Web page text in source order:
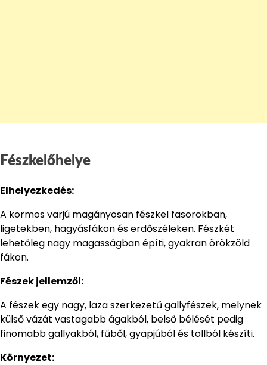
Fészkelőhelye
Elhelyezkedés:
A kormos varjú magányosan fészkel fasorokban,
ligetekben, hagyásfákon és erdőszéleken. Fészkét
lehetőleg nagy magasságban építi, gyakran örökzöld
fákon.
Fészek jellemzői:
A fészek egy nagy, laza szerkezetű gallyfészek, melynek
külső vázát vastagabb ágakból, belső bélését pedig
finomabb gallyakból, fűből, gyapjúból és tollból készíti.
Környezet: